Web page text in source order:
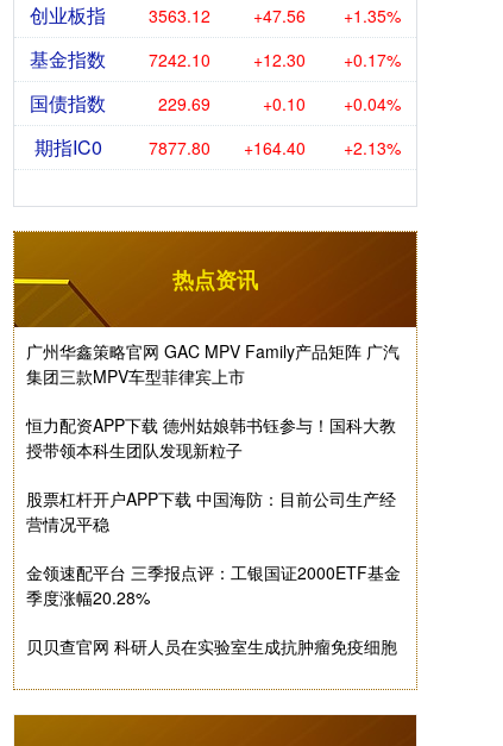
创业板指 3563.12 +47.56 +1.35%
基金指数 7242.10 +12.30 +0.17%
国债指数 229.69 +0.10 +0.04%
期指IC0 7877.80 +164.40 +2.13%
热点资讯
广州华鑫策略官网 GAC MPV Family产品矩阵 广汽
集团三款MPV车型菲律宾上市
恒力配资APP下载 德州姑娘韩书钰参与！国科大教
授带领本科生团队发现新粒子
股票杠杆开户APP下载 中国海防：目前公司生产经
营情况平稳
金领速配平台 三季报点评：工银国证2000ETF基金
季度涨幅20.28%
贝贝查官网 科研人员在实验室生成抗肿瘤免疫细胞